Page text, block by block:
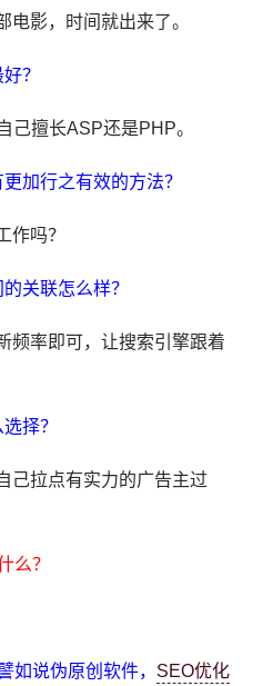
电影，时间就出来了。
？
己擅长ASP还是PHP。
加行之有效的方法？
作吗？
关联怎么样？
频率即可，让搜索引擎跟着
择？
己拉点有实力的广告主过
么？
如说伪原创软件， SEO优化